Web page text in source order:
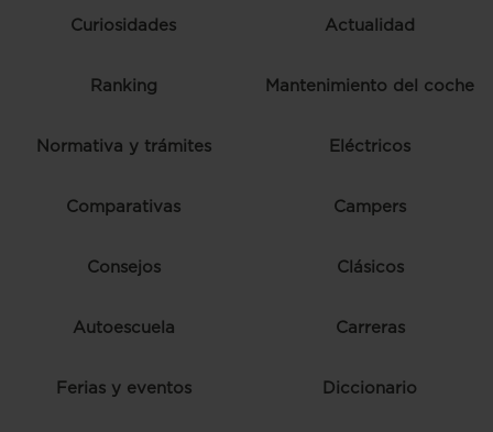
Curiosidades Actualidad
Ranking Mantenimiento del coche
Normativa y trámites Eléctricos
Comparativas Campers
Consejos Clásicos
Autoescuela Carreras
Ferias y eventos Diccionario